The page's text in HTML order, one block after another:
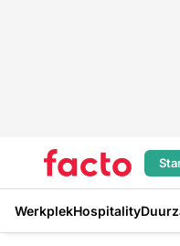
WerkplekHospitality